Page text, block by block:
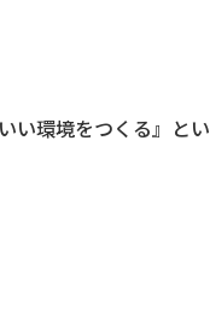
い環境をつくる』とい